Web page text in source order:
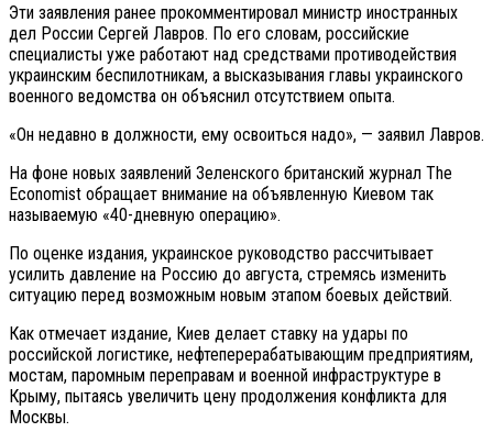
Эти заявления ранее прокомментировал министр иностранных
дел России Сергей Лавров. По его словам, российские
специалисты уже работают над средствами противодействия
украинским беспилотникам, а высказывания главы украинского
военного ведомства он объяснил отсутствием опыта.
«Он недавно в должности, ему освоиться надо», — заявил Лавров.
На фоне новых заявлений Зеленского британский журнал The
Economist обращает внимание на объявленную Киевом так
называемую «40-дневную операцию».
По оценке издания, украинское руководство рассчитывает
усилить давление на Россию до августа, стремясь изменить
ситуацию перед возможным новым этапом боевых действий.
Как отмечает издание, Киев делает ставку на удары по
российской логистике, нефтеперерабатывающим предприятиям,
мостам, паромным переправам и военной инфраструктуре в
Крыму, пытаясь увеличить цену продолжения конфликта для
Москвы.